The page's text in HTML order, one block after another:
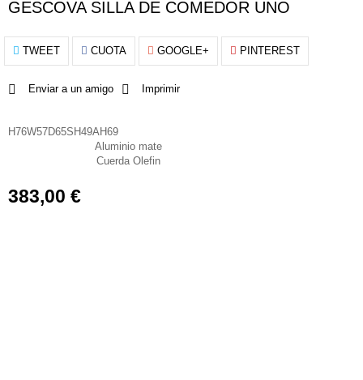
GESCOVA SILLA DE COMEDOR UNO
TWEET CUOTA GOOGLE+ PINTEREST
Enviar a un amigo Imprimir
H76W57D65SH49AH69
Aluminio mate
Cuerda Olefin
383,00 €